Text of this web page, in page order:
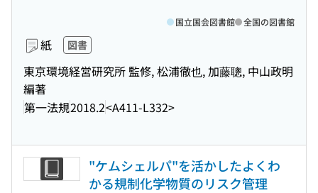
紙 図書
東京環境経営研究所 監修, 松浦徹也, 加藤聰, 中山政明
編著
第一法規2018.2<A411-L332>
国立国会図書館 全国の図書館
"ケムシェルパ"を活かしたよくわ
かる規制化学物質のリスク管理